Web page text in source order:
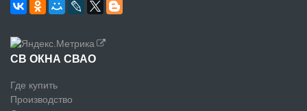
СВ ОКНА СВАО
Где купить
Производство